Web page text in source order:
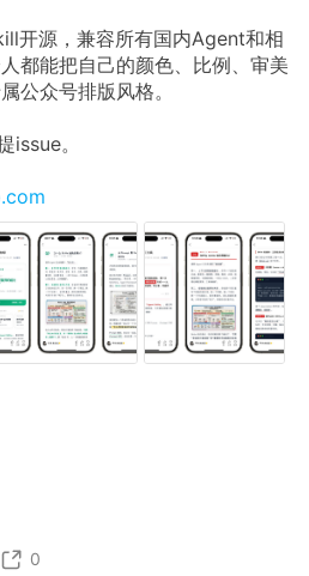
开源，兼容所有国内Agent和相
都能把自己的颜色、比例、审美
公众号排版风格。
issue。
0